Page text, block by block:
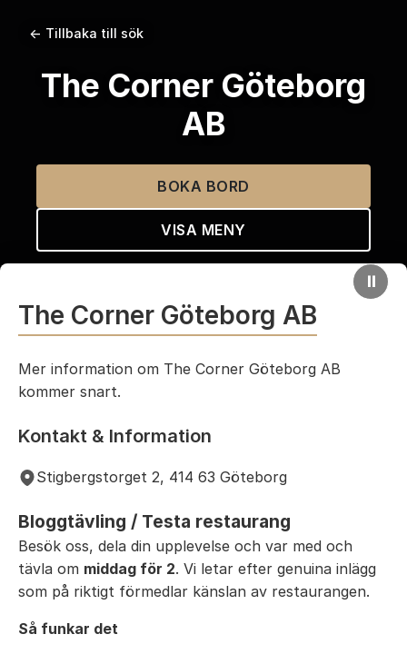
← Tillbaka till sök
The Corner Göteborg
AB
BOKA BORD
VISA MENY
⏸
The Corner Göteborg AB
Mer information om The Corner Göteborg AB
kommer snart.
Kontakt & Information
Stigbergstorget 2, 414 63 Göteborg
Bloggtävling / Testa restaurang
Besök oss, dela din upplevelse och var med och
tävla om middag för 2. Vi letar efter genuina inlägg
som på riktigt förmedlar känslan av restaurangen.
Så funkar det